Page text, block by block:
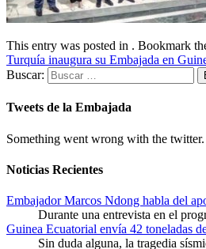
This entry was posted in . Bookmark
Turquía inaugura su Embajada en
Buscar:
Tweets de la Embajada
Something went wrong with the twitter.
Noticias Recientes
Embajador Marcos Ndong habla del
Durante una entrevista en el
Guinea Ecuatorial envía 42 toneladas
Sin duda alguna, la tragedia